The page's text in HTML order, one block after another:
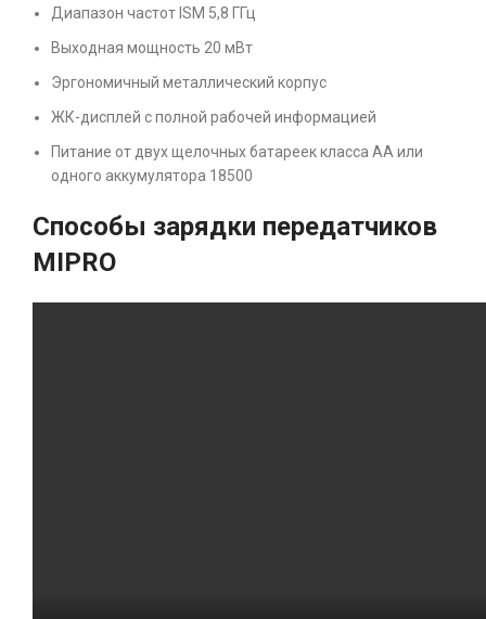
Диапазон частот ISM 5,8 ГГц
Выходная мощность 20 мВт
Эргономичный металлический корпус
ЖК-дисплей с полной рабочей информацией
Питание от двух щелочных батареек класса АА или
одного аккумулятора 18500
Способы зарядки передатчиков
MIPRO